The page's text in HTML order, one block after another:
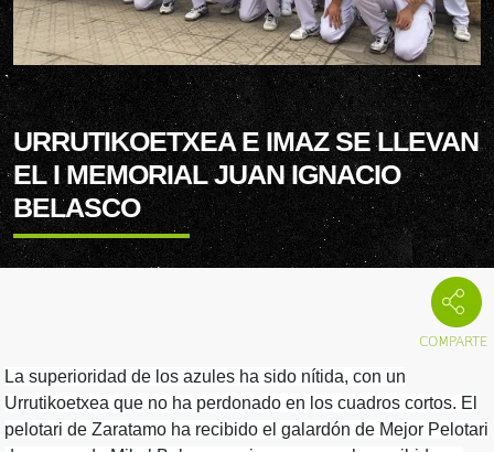
URRUTIKOETXEA E IMAZ SE LLEVAN
EL I MEMORIAL JUAN IGNACIO
BELASCO
La superioridad de los azules ha sido nítida, con un
Urrutikoetxea que no ha perdonado en los cuadros cortos. El
pelotari de Zaratamo ha recibido el galardón de Mejor Pelotari